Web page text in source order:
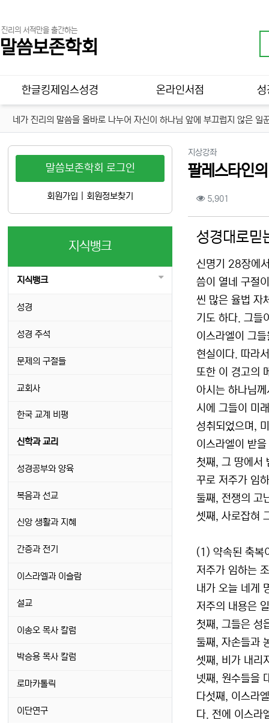
진리의 서적만을 출간하는
말씀보존학회
메인 메뉴
한글킹제임스성경 온라인서점 성
네가 진리의 말씀을 올바로 나누어 자신이 하나님 앞에 부끄럽지 않은
지상강좌분류
팔레스타인
컨텐츠 정보
5,901
성경대로믿
신명기 28장에
씀이 열네 구절
씬 많은 율법 자
기도 하다. 그들
이스라엘이 그
현실이다. 따라
또한 이 경고의
아시는 하나님
시에 그들이 미
성취되었으며,
이스라엘이 받
첫째, 그 땅에서
꾸로 저주가 임
둘째, 전쟁의 고
셋째, 사로잡혀
(1) 약속된 축복
저주가 임하는
내가 오늘 네게
저주의 내용은
첫째, 그들은 성
둘째, 자손들과
셋째, 비가 내
넷째, 원수들을
다섯째, 이스라
다. 전에 이스라
말씀보존학회 로그인
회원가입 회원정보찾기
지식뱅크
지식뱅크
성경
성경 주석
문제의 구절들
교회사
한국 교계 비평
신학과 교리
성경공부와 양육
복음과 선교
신앙 생활과 지혜
간증과 전기
이스라엘과 이슬람
설교
이송오 목사 칼럼
박승용 목사 칼럼
로마카톨릭
이단연구